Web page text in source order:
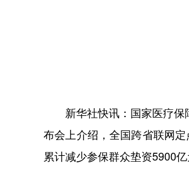
新华社快讯：国家医疗保障
布会上介绍，全国跨省联网
累计减少参保群众垫资5900亿